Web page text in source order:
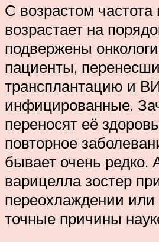
С возрастом
возрастает на
подвержены
пациенты,
трансплантацию и
инфицированные.
переносят её
повторное
бывает очень редко.
варицелла зостер
переохлаждении или
точные причины